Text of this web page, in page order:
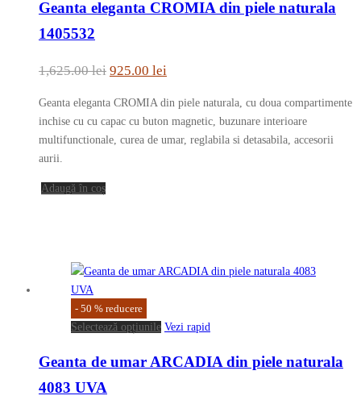
produsului.
Geanta eleganta CROMIA din piele naturala
1405532
1,625.00lei Prețul
fost:
925.00 lei
este:
925.00 lei.
Geanta eleganta CROMIA din piele naturala, cu doua compartimente
inchise cu cu capac cu buton magnetic, buzunare interioare
multifunctionale, curea de umar, reglabila si detasabila, accesorii
aurii.
Adaugă în coș
- 50 % reducere
Selectează opțiunile Acest
are
Vezi rapid
Geanta de umar ARCADIA din piele naturala
4083 UVA